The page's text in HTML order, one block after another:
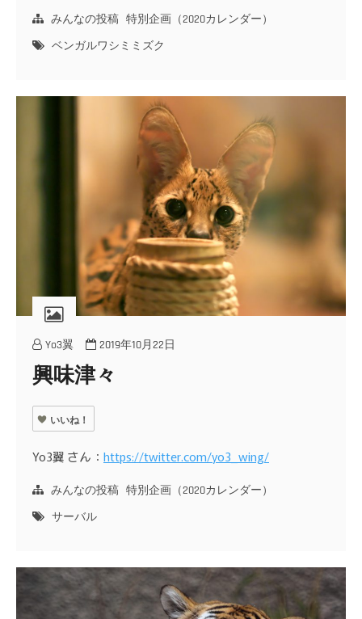
みんなの投稿 特別企画（2020カレンダー）
ベンガルワシミミズク
Yo3翼 2019年10月22日
興味津々
いいね！
Yo3翼 さん： https://twitter.com/yo3_wing/
みんなの投稿 特別企画（2020カレンダー）
サーバル